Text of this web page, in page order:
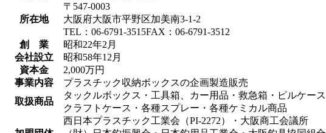
所在地
〒547-0003
大阪府大阪市平野区加美南3-1-2
TEL：06-6791-3515FAX：06-6791-3512
創 業
昭和22年2月
会社設立
昭和58年12月
資本金
2,000万円
事業内容
プラスチック収納ボックスの企画製造販売
取扱商品
タックルボックス・工具箱、カー用品・救急箱・ピルケース
クラフトケース・各種スプレー・各種ケミカル商品
西日本プラスチック工業会（PI-2272）・大阪商工会議所